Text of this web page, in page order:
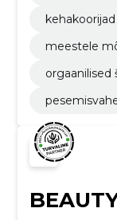
kehakoorijad
meestele
orgaanilised